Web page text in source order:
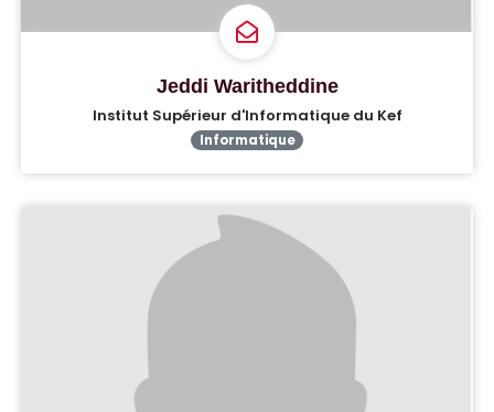
Jeddi Waritheddine
Institut Supérieur d'Informatique du Kef
Informatique